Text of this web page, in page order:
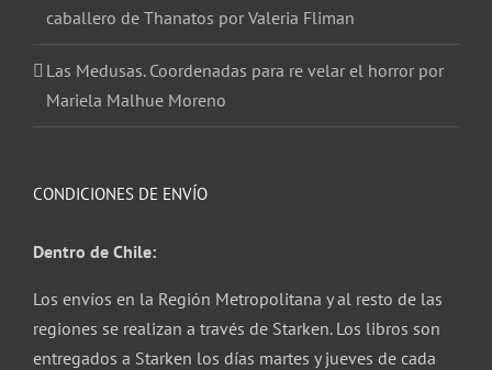
caballero de Thanatos por Valeria Fliman
Las Medusas. Coordenadas para re velar el horror por
Mariela Malhue Moreno
CONDICIONES DE ENVÍO
Dentro de Chile:
Los envíos en la Región Metropolitana y al resto de las
regiones se realizan a través de Starken. Los libros son
entregados a Starken los días martes y jueves de cada